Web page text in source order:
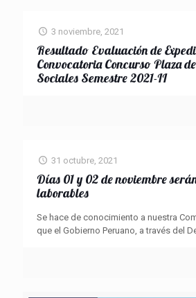
3 noviembre, 2021
Resultado Evaluación de
Convocatoria Concurso Plaza
Sociales Semestre 2021-II
31 octubre, 2021
Días 01 y 02 de noviembre
laborables
Se hace de conocimiento a nuestra
que el Gobierno Peruano, a través del